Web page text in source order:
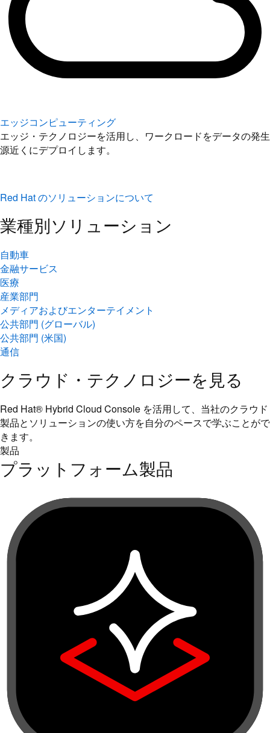
エッジコンピューティング
エッジ・テクノロジーを活用し、ワークロードをデータの発生
源近くにデプロイします。
Red Hat のソリューションについて
業種別ソリューション
自動車
金融サービス
医療
産業部門
メディアおよびエンターテイメント
公共部門 (グローバル)
公共部門 (米国)
通信
クラウド・テクノロジーを見る
Red Hat® Hybrid Cloud Console を活用して、当社のクラウド
製品とソリューションの使い方を自分のペースで学ぶことがで
きます。
製品
プラットフォーム製品